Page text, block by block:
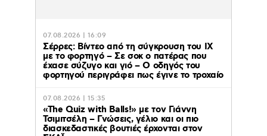
07.08.2026 | 16:09
Σέρρες: Βίντεο από τη σύγκρουση του ΙΧ
με το φορτηγό – Σε σοκ ο πατέρας που
έχασε σύζυγο και γιό – Ο οδηγός του
φορτηγού περιγράφει πως έγινε το τροχαίο
07.08.2026 | 15:35
«The Quiz with Balls!» με τον Γιάννη
Τσιμιτσέλη – Γνώσεις, γέλιο και οι πιο
διασκεδαστικές βουτιές έρχονται στον